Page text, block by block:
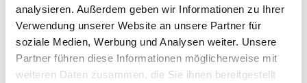
analysieren. Außerdem geben wir Informationen zu Ihrer
Verwendung unserer Website an unsere Partner für
soziale Medien, Werbung und Analysen weiter. Unsere
Partner führen diese Informationen möglicherweise mit
weiteren Daten zusammen, die Sie ihnen bereitgestellt
neue Runde und es werden wieder
Bewerbungen entgegengenommen. Schließlich
gibt es so viele tolle Projekte, bei denen Pferde
integrativ wirken, Brücken bauen und die es
wert sind, gefördert zu werden.